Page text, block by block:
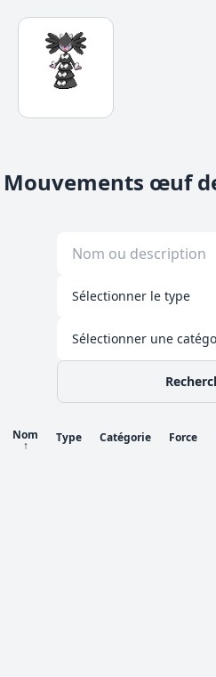
Mouvements œuf
Nom
↑
Type Catégorie Force